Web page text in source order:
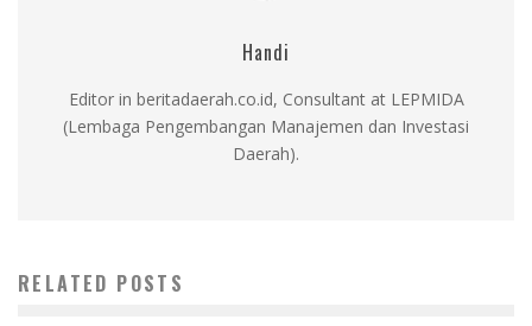
Handi
Editor in beritadaerah.co.id, Consultant at LEPMIDA
(Lembaga Pengembangan Manajemen dan Investasi
Daerah).
RELATED POSTS